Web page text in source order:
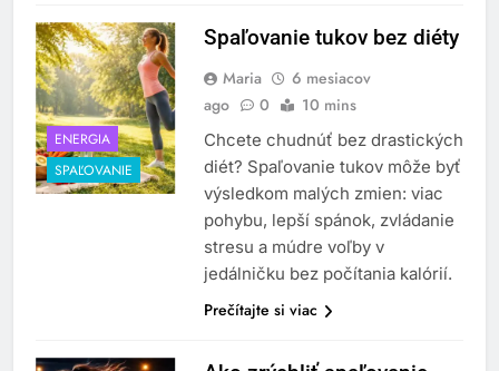
ENERGIA
SPAĽOVANIE
Spaľovanie tukov bez diéty
Maria
6 mesiacov
ago
0 10 mins
Chcete chudnúť bez drastických
diét? Spaľovanie tukov môže byť
výsledkom malých zmien: viac
pohybu, lepší spánok, zvládanie
stresu a múdre voľby v
jedálničku bez počítania kalórií.
Prečítajte si viac